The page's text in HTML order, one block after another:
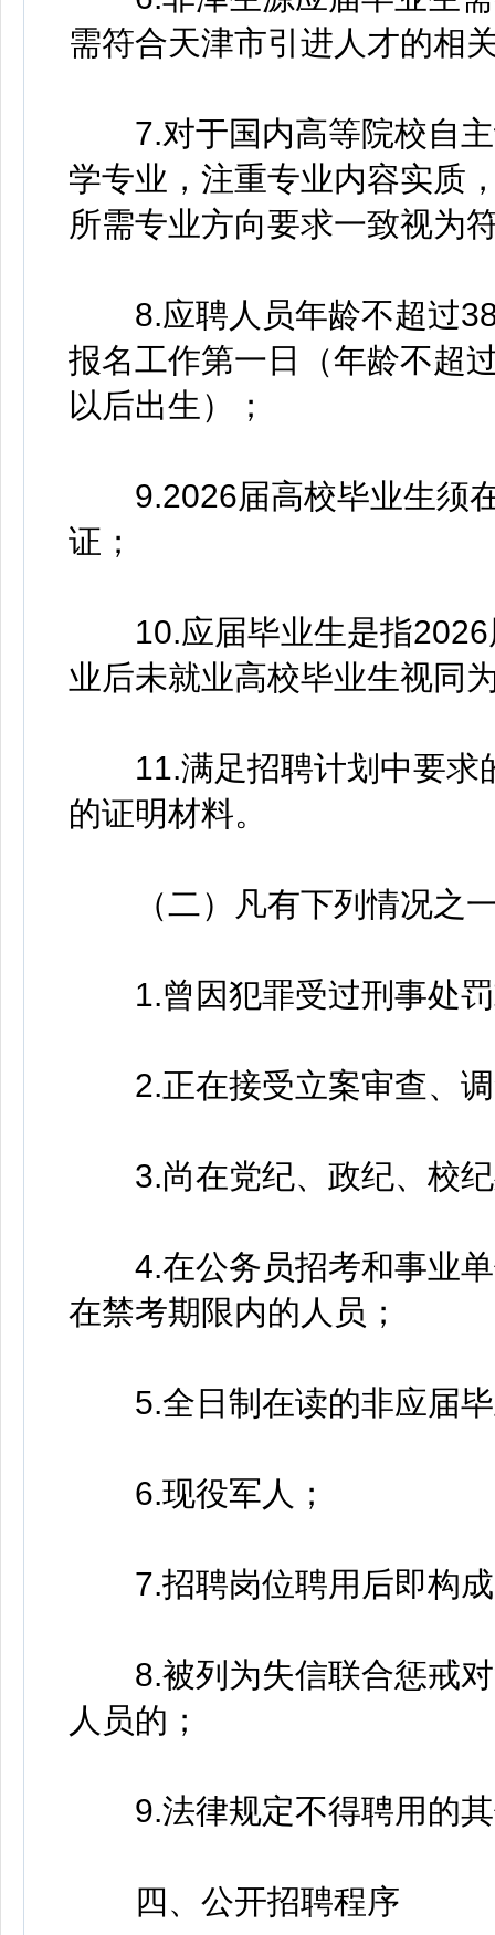
需符合天津市引进人才的相
7.对于国内高等院校自主
学专业，注重专业内容实质
所需专业方向要求一致视为
8.应聘人员年龄不超过38
报名工作第一日（年龄不超
以后出生）；
9.2026届高校毕业生须在
证；
10.应届毕业生是指2026
业后未就业高校毕业生视同
11.满足招聘计划中要求
的证明材料。
（二）凡有下列情况之一
1.曾因犯罪受过刑事处罚
2.正在接受立案审查、调
3.尚在党纪、政纪、校纪
4.在公务员招考和事业单
在禁考期限内的人员；
5.全日制在读的非应届毕
6.现役军人；
7.招聘岗位聘用后即构成
8.被列为失信联合惩戒对
人员的；
9.法律规定不得聘用的其
四、公开招聘程序